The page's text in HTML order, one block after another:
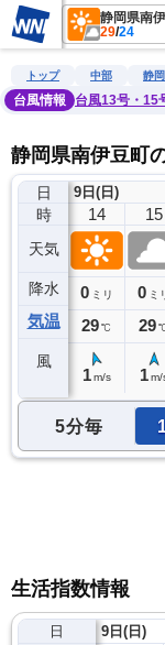
29/24
雨雲レーダー 台風
トップ 中部 静
台風情報
台風13号・15
静岡県南伊豆町
日
時
天気
降水
気温
風
9日(日)
13
0ミリ
29℃
14
0 ミリ
29℃
1 m/s
15
0 ミ
29
1 m/
5分毎
生活指数情報
日
9日(日)